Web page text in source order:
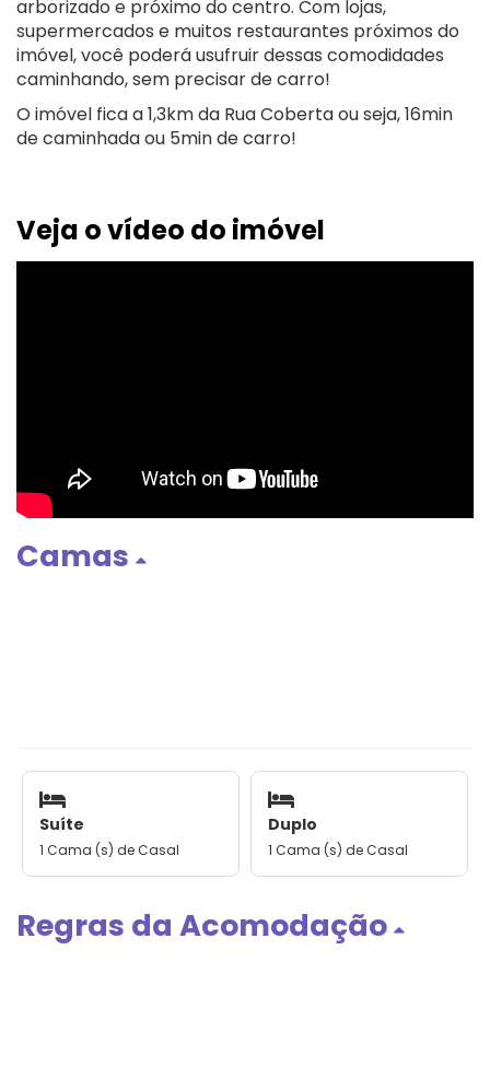
arborizado e próximo do centro. Com lojas,
supermercados e muitos restaurantes próximos do
imóvel, você poderá usufruir dessas comodidades
caminhando, sem precisar de carro!
O imóvel fica a 1,3km da Rua Coberta ou seja, 16min
de caminhada ou 5min de carro!
Veja o vídeo do imóvel
Camas
Suíte
1 Cama (s) de Casal
Duplo
1 Cama (s) de Casal
Regras da Acomodação